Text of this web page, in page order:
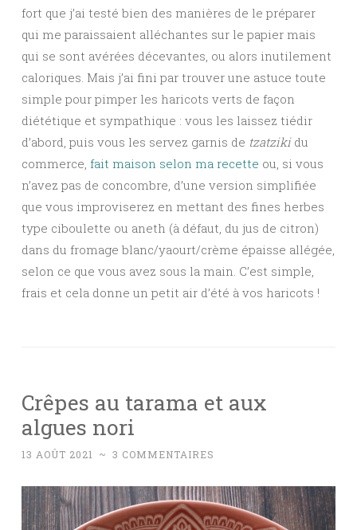
fort que j’ai testé bien des manières de le préparer
qui me paraissaient alléchantes sur le papier mais
qui se sont avérées décevantes, ou alors inutilement
caloriques. Mais j’ai fini par trouver une astuce toute
simple pour pimper les haricots verts de façon
diététique et sympathique : vous les laissez tiédir
d’abord, puis vous les servez garnis de tzatziki du
commerce, fait maison selon ma recette ou, si vous
n’avez pas de concombre, d’une version simplifiée
que vous improviserez en mettant des fines herbes
type ciboulette ou aneth (à défaut, du jus de citron)
dans du fromage blanc/yaourt/crème épaisse allégée,
selon ce que vous avez sous la main. C’est simple,
frais et cela donne un petit air d’été à vos haricots !
Crêpes au tarama et aux
algues nori
13 AOÛT 2021 ~ 3 COMMENTAIRES